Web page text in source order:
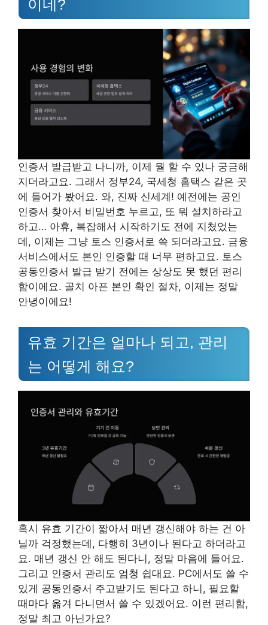
이네?
인증서 발급받고 나니까, 이제 뭘 할 수 있나 궁금해
지더라고요. 그래서 정부24, 국세청 홈택스 같은 곳
에 들어가 봤어요. 와, 진짜 신세계! 예전에는 공인
인증서 찾아서 비밀번호 누르고, 또 뭐 설치하라고
하고… 아휴, 복잡해서 시작하기도 전에 지쳤었는
데, 이제는 그냥 토스 인증서로 쓱 되더라고요. 금융
서비스에서도 본인 인증할 때 너무 편하고요. 토스
공동인증서 발급 받기 전에는 상상도 못 했던 편리
함이에요. 골치 아픈 본인 확인 절차, 이제는 정말
안녕이에요!
유효 기간은 얼마나 되고, 관리
는 어떻게 해요?
혹시 유효 기간이 짧아서 매년 갱신해야 하는 건 아
닐까 걱정했는데, 다행히 3년이나 된다고 하더라고
요. 매년 갱신 안 해도 된다니, 정말 마음에 들어요.
그리고 인증서 관리도 엄청 쉽대요. PC에서도 쓸 수
있게 공동인증서 주고받기도 된다고 하니, 필요할
때마다 옮겨 다니면서 쓸 수 있겠어요. 이런 편리함,
정말 최고 아닌가요?